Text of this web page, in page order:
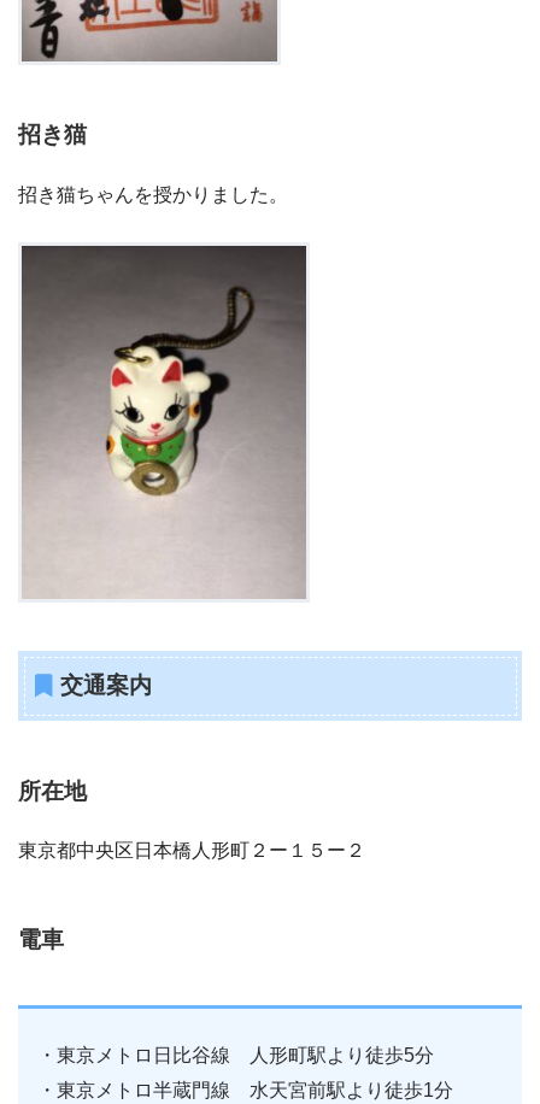
招き猫
招き猫ちゃんを授かりました。
交通案内
所在地
東京都中央区日本橋人形町２ー１５ー２
電車
・東京メトロ日比谷線 人形町駅より徒歩5分
・東京メトロ半蔵門線 水天宮前駅より徒歩1分